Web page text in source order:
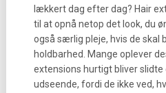
lækkert dag efter dag? Hair
til at opnå netop det look, du
også særlig pleje, hvis de skal
holdbarhed. Mange oplever
extensions hurtigt bliver
udseende, fordi de ikke ved,